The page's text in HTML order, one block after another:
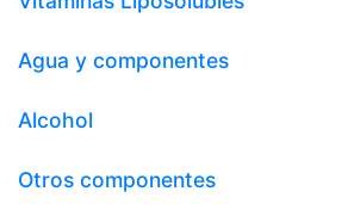
Agua y componentes
Alcohol
Otros componentes